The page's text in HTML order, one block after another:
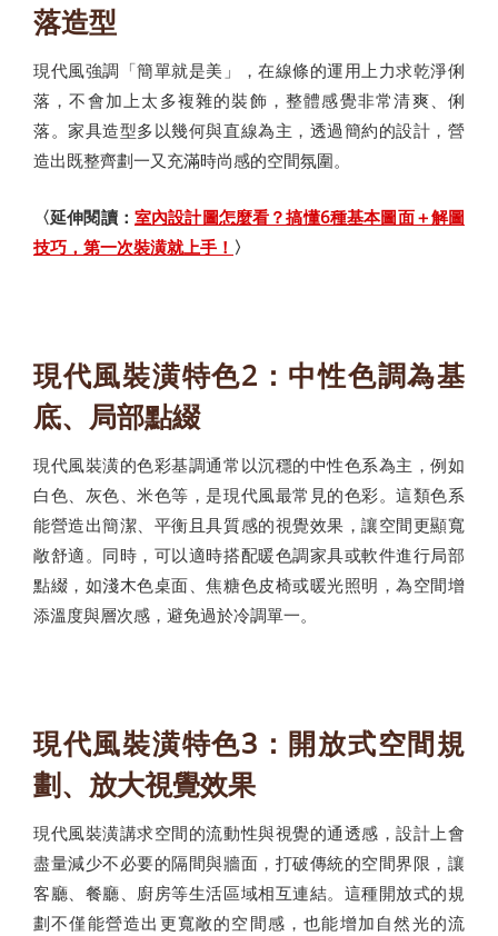
落造型
現代風強調「簡單就是美」，在線條的運用上力求乾淨俐
落，不會加上太多複雜的裝飾，整體感覺非常清爽、俐
落。家具造型多以幾何與直線為主，透過簡約的設計，營
造出既整齊劃一又充滿時尚感的空間氛圍。
〈延伸閱讀： 室內設計圖怎麼看？搞懂6種基本圖面＋解圖
技巧，第一次裝潢就上手！ 〉
現代風裝潢特色2：中性色調為基
底、局部點綴
現代風裝潢的色彩基調通常以沉穩的中性色系為主，例如
白色、灰色、米色等，是現代風最常見的色彩。這類色系
能營造出簡潔、平衡且具質感的視覺效果，讓空間更顯寬
敞舒適。同時，可以適時搭配暖色調家具或軟件進行局部
點綴，如淺木色桌面、焦糖色皮椅或暖光照明，為空間增
添溫度與層次感，避免過於冷調單一。
現代風裝潢特色3：開放式空間規
劃、放大視覺效果
現代風裝潢講求空間的流動性與視覺的通透感，設計上會
盡量減少不必要的隔間與牆面，打破傳統的空間界限，讓
客廳、餐廳、廚房等生活區域相互連結。這種開放式的規
劃不僅能營造出更寬敞的空間感，也能增加自然光的流